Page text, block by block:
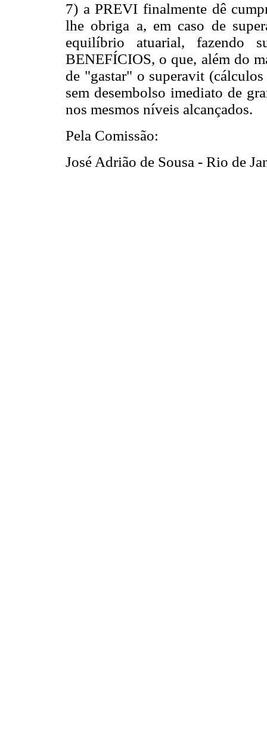
7) a PREVI finalmente dê
lhe obriga a, em caso de
equilíbrio atuarial, fazendo
BENEFÍCIOS, o que, além do
de "gastar" o superavit
sem desembolso imediato de
nos mesmos níveis alcançados.
Pela Comissão:
José Adrião de Sousa - Rio de